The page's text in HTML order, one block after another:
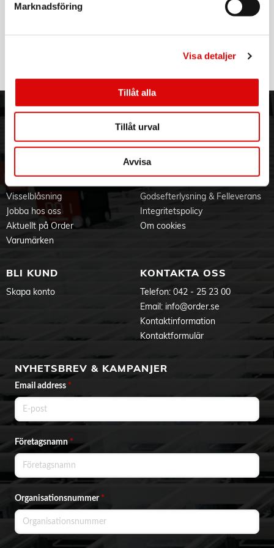
Marknadsföring
Visa detaljer
Tillåt alla
Tillåt urval
Avvisa
A10883
Rek: 149,00 kr
3PL
Om oss
Visselblåsning
Jobba hos oss
Aktuellt på Order
Varumärken
Allmänna villkor
Service & Support
Godsefterlysning & Felleverans
Integritetspolicy
Om cookies
BLI KUND
Skapa konto
KONTAKTA OSS
Telefon: 042 - 25 23 00
Email: info@order.se
Kontaktinformation
Kontaktformulär
NYHETSBREV & KAMPANJER
Email address *
Företagsnamn*
Organisationsnummer *